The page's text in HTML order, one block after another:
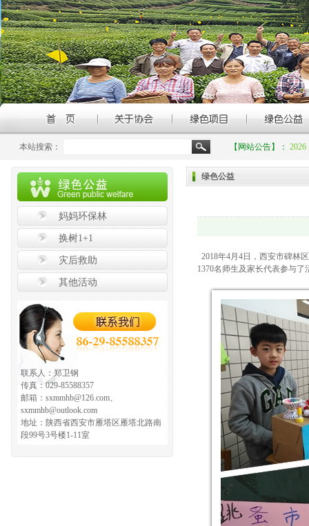
本站搜索： 【网站公告】：
妈妈环保林
换树1+1
灾后救助
其他活动
联系人：郑卫钢
传真：029-85588357
邮箱：sxmmhb@126.com、
sxmmhb@outlook.com
地址：陕西省西安市雁塔区雁塔北路南
段99号3号楼1-11室
绿色公益
2018年4月4日，西安市碑林
1370名师生及家长代表参与